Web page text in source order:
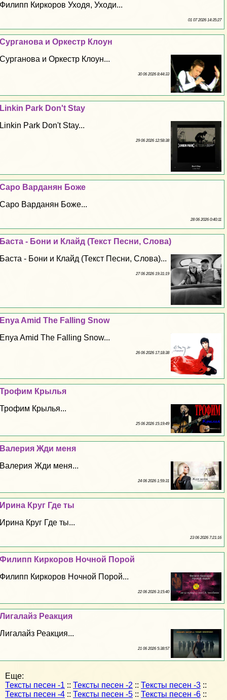
Филипп Киркоров Уходя, Уходи...
01 07 2026 14:35:27
Сурганова и Оркестр Клоун
Сурганова и Оркестр Клоун...
30 06 2026 8:44:33
Linkin Park Don't Stay
Linkin Park Don't Stay...
29 06 2026 12:58:38
Саро Варданян Боже
Саро Варданян Боже...
28 06 2026 0:40:11
Баста - Бони и Клайд (Текст Песни, Слова)
Баста - Бони и Клайд (Текст Песни, Слова)...
27 06 2026 19:31:19
Enya Amid The Falling Snow
Enya Amid The Falling Snow...
26 06 2026 17:18:38
Трофим Крылья
Трофим Крылья...
25 06 2026 15:19:49
Валерия Жди меня
Валерия Жди меня...
24 06 2026 1:59:31
Ирина Круг Где ты
Ирина Круг Где ты...
23 06 2026 7:21:16
Филипп Киркоров Ночной Порой
Филипп Киркоров Ночной Порой...
22 06 2026 3:15:40
Лигалайз Реакция
Лигалайз Реакция...
21 06 2026 5:38:57
Еще:
Тексты песен -1 :: Тексты песен -2 :: Тексты песен -3 ::
Тексты песен -4 :: Тексты песен -5 :: Тексты песен -6 ::